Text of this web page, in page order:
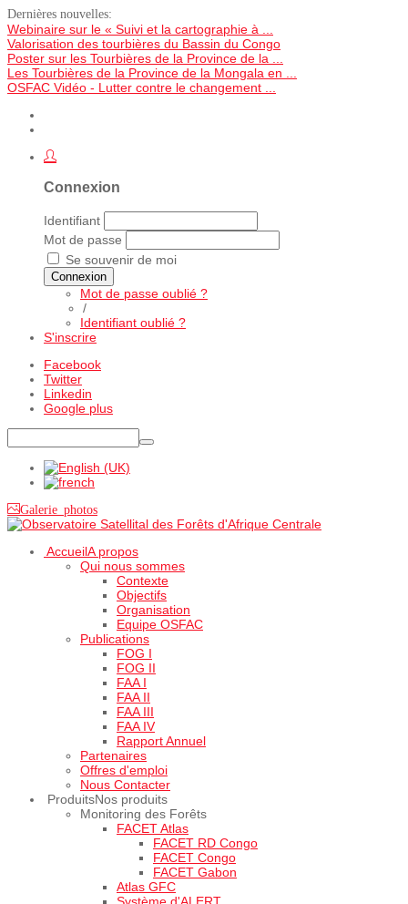
Dernières nouvelles:
Webinaire sur le « Suivi et la cartographie à ...
Valorisation des tourbières du Bassin du Congo
Poster sur les Tourbières de la Province de la ...
Les Tourbières de la Province de la Mongala en ...
OSFAC Vidéo - Lutter contre le changement ...
Connexion
Identifiant
Mot de passe
Se souvenir de moi
Connexion
Mot de passe oublié ?
/
Identifiant oublié ?
S'inscrire
Facebook
Twitter
Linkedin
Google plus
Galerie photos
AccueilA propos
Qui nous sommes
Contexte
Objectifs
Organisation
Equipe OSFAC
Publications
FOG I
FOG II
FAA I
FAA II
FAA III
FAA IV
Rapport Annuel
Partenaires
Offres d'emploi
Nous Contacter
ProduitsNos produits
Monitoring des Forêts
FACET Atlas
FACET RD Congo
FACET Congo
FACET Gabon
Atlas GFC
Système d'ALERT